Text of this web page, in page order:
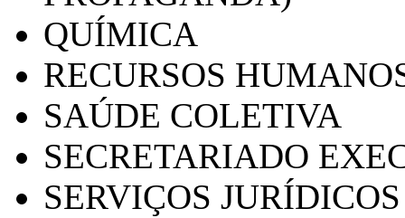
QUÍMICA
RECURSOS
SAÚDE COLETIVA
SECRETARIADO
SERVIÇOS